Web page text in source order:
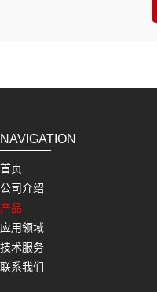
NAVIGATION
首页
公司介绍
产品
应用领域
技术服务
联系我们